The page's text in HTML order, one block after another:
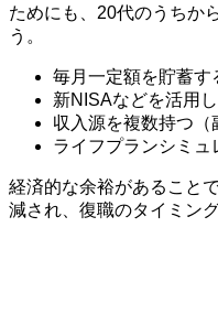
ためにも、20代のうちか
う。
毎月一定額を貯蓄す
新NISAなどを活用
収入源を複数持つ（
ライフプランシミュ
経済的な余裕があること
減され、復職のタイミン